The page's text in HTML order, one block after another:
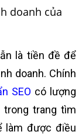
doanh của
là tiền đề để
doanh. Chính
SEO có lượng
trong trang tìm
làm được điều